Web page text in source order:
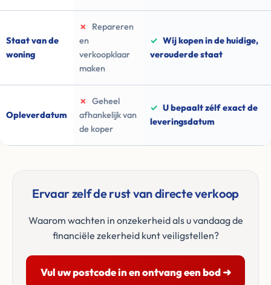
Staat van de
woning
✗
Repareren
en
verkoopklaar
maken
✓ Wij kopen in de huidige,
verouderde staat
Opleverdatum
✗
Geheel
afhankelijk van
de koper
✓ U bepaalt zélf exact de
leveringsdatum
Ervaar zelf de rust van directe verkoop
Waarom wachten in onzekerheid als u vandaag de
financiële zekerheid kunt veiligstellen?
Vul uw postcode in en ontvang een bod ➜